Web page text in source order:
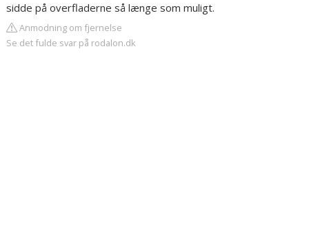
sidde på overfladerne så længe som muligt.
Anmodning om fjernelse
Se det fulde svar på rodalon.dk